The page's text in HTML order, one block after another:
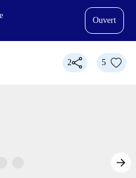
Ouvert
2 5